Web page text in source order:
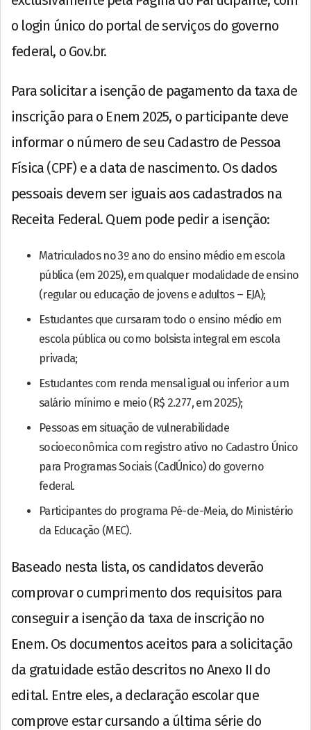
o login único do portal de serviços do governo
federal, o Gov.br.
Para solicitar a isenção de pagamento da taxa de
inscrição para o Enem 2025, o participante deve
informar o número de seu Cadastro de Pessoa
Física (CPF) e a data de nascimento. Os dados
pessoais devem ser iguais aos cadastrados na
Receita Federal. Quem pode pedir a isenção:
Matriculados no 3º ano do ensino médio em escola
pública (em 2025), em qualquer modalidade de ensino
(regular ou educação de jovens e adultos – EJA);
Estudantes que cursaram todo o ensino médio em
escola pública ou como bolsista integral em escola
privada;
Estudantes com renda mensal igual ou inferior a um
salário mínimo e meio (R$ 2.277, em 2025);
Pessoas em situação de vulnerabilidade
socioeconômica com registro ativo no Cadastro Único
para Programas Sociais (CadÚnico) do governo
federal.
Participantes do programa Pé-de-Meia, do Ministério
da Educação (MEC).
Baseado nesta lista, os candidatos deverão
comprovar o cumprimento dos requisitos para
conseguir a isenção da taxa de inscrição no
Enem. Os documentos aceitos para a solicitação
da gratuidade estão descritos no Anexo II do
edital. Entre eles, a declaração escolar que
comprove estar cursando a última série do